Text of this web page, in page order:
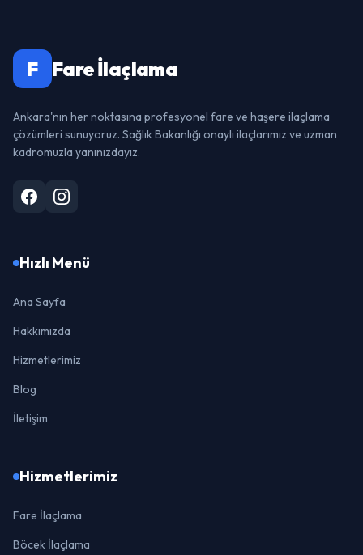
F Fare İlaçlama
Ankara'nın her noktasına profesyonel fare ve haşere ilaçlama
çözümleri sunuyoruz. Sağlık Bakanlığı onaylı ilaçlarımız ve uzman
kadromuzla yanınızdayız.
Hızlı Menü
Ana Sayfa
Hakkımızda
Hizmetlerimiz
Blog
İletişim
Hizmetlerimiz
Fare İlaçlama
Böcek İlaçlama